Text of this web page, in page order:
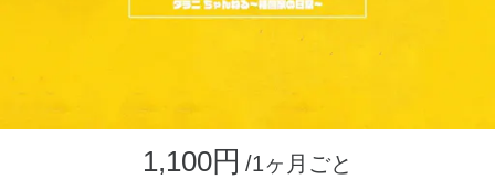
1,100円 /1ヶ月ごと